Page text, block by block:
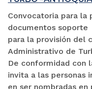
Convocatoria para la
documentos soporte
para la provisión del
Administrativo de
De conformidad con
invita a las personas
en ser nombradas